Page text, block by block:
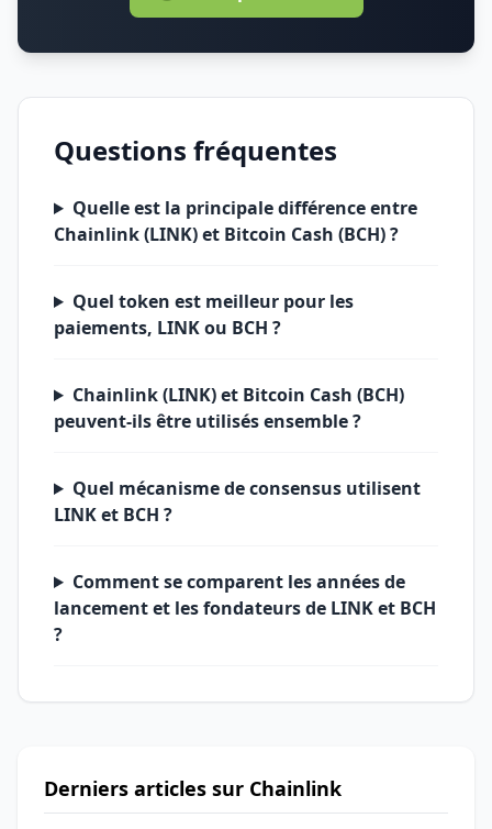
Questions fréquentes
Quelle est la principale différence entre
Chainlink (LINK) et Bitcoin Cash (BCH) ?
Quel token est meilleur pour les
paiements, LINK ou BCH ?
Chainlink (LINK) et Bitcoin Cash (BCH)
peuvent-ils être utilisés ensemble ?
Quel mécanisme de consensus utilisent
LINK et BCH ?
Comment se comparent les années de
lancement et les fondateurs de LINK et BCH
?
Derniers articles sur Chainlink